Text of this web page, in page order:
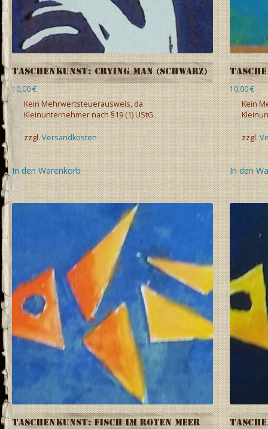
Taschenkunst: Crying Man (schwarz)
10,00€
Kein Mehrwertsteuerausweis, da
Kleinunternehmer nach §19 (1) UStG.
zzgl.Versandkosten
In den Warenkorb
10,00€
Kein
zzgl.
In den
Taschenkunst: Fisch im Roten Meer